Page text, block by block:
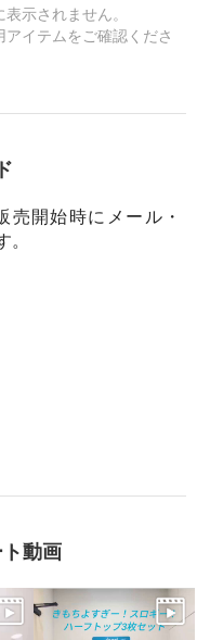
ー ゼロフィール エブリデ
フトップ３枚セット
示されません。
イテムをご確認くださ
売開始時にメール・
。
動画